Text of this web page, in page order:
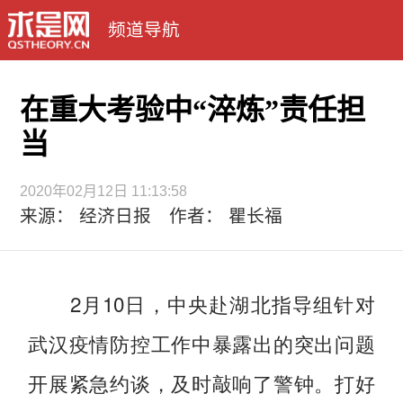
频道导航
在重大考验中“淬炼”责任担
当
2020年02月12日 11:13:58
来源： 经济日报 作者： 瞿长福
2月10日，中央赴湖北指导组针对
武汉疫情防控工作中暴露出的突出问题
开展紧急约谈，及时敲响了警钟。打好